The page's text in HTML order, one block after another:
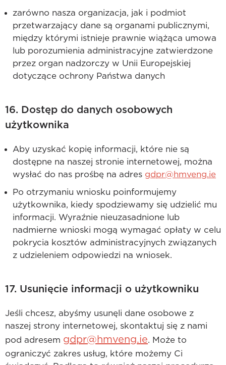
zarówno nasza organizacja, jak i podmiot
przetwarzający dane są organami publicznymi,
między którymi istnieje prawnie wiążąca umowa
lub porozumienia administracyjne zatwierdzone
przez organ nadzorczy w Unii Europejskiej
dotyczące ochrony Państwa danych
16. Dostęp do danych osobowych
użytkownika
Aby uzyskać kopię informacji, które nie są
dostępne na naszej stronie internetowej, można
wysłać do nas prośbę na adres gdpr@hmveng.ie
Po otrzymaniu wniosku poinformujemy
użytkownika, kiedy spodziewamy się udzielić mu
informacji. Wyraźnie nieuzasadnione lub
nadmierne wnioski mogą wymagać opłaty w celu
pokrycia kosztów administracyjnych związanych
z udzieleniem odpowiedzi na wniosek.
17. Usunięcie informacji o użytkowniku
Jeśli chcesz, abyśmy usunęli dane osobowe z
naszej strony internetowej, skontaktuj się z nami
pod adresem gdpr@hmveng.ie. Może to
ograniczyć zakres usług, które możemy Ci